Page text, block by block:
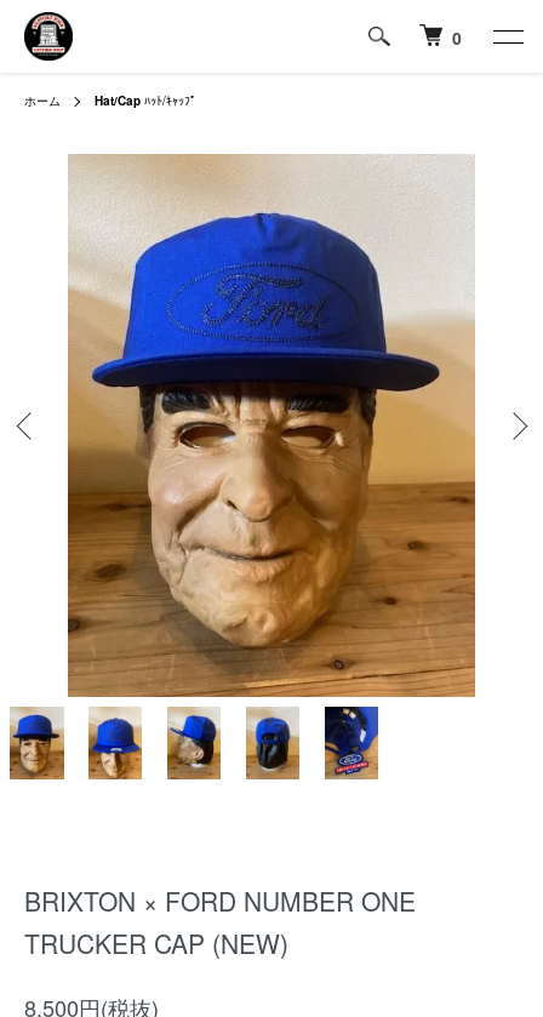
0
ホーム Hat/Cap ﾊｯﾄ/ｷｬｯﾌﾟ
BRIXTON × FORD NUMBER ONE
TRUCKER CAP (NEW)
8,500円(税抜)